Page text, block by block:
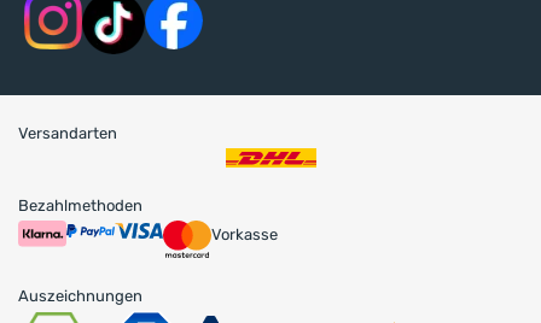
Versandarten
Bezahlmethoden
Vorkasse
Auszeichnungen